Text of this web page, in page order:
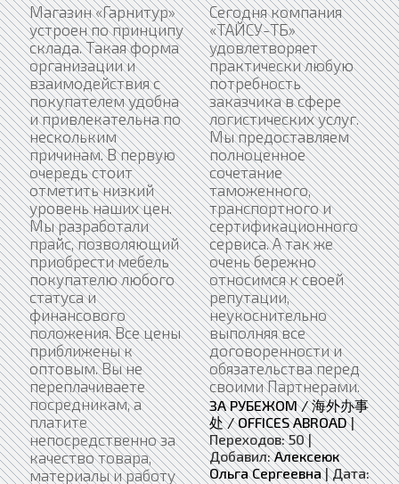
Магазин «Гарнитур»
устроен по принципу
склада. Такая форма
организации и
взаимодействия с
покупателем удобна
и привлекательна по
нескольким
причинам. В первую
очередь стоит
отметить низкий
уровень наших цен.
Мы разработали
прайс, позволяющий
приобрести мебель
покупателю любого
статуса и
финансового
положения. Все цены
приближены к
оптовым. Вы не
переплачиваете
посредникам, а
платите
непосредственно за
качество товара,
материалы и работу
Сегодня компания
«ТАЙСУ-ТБ»
удовлетворяет
практически любую
потребность
заказчика в сфере
логистических услуг.
Мы предоставляем
полноценное
сочетание
таможенного,
транспортного и
сертификационного
сервиса. А так же
очень бережно
относимся к своей
репутации,
неукоснительно
выполняя все
договоренности и
обязательства перед
своими Партнерами.
ЗА РУБЕЖОМ / 海外办事
处 / OFFICES ABROAD|
Переходов: 50 |
Добавил: Алексеюк
Ольга Сергеевна |Дата: